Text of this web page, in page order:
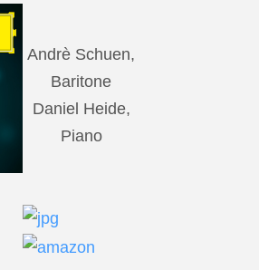
Andrè Schuen,
Baritone
Daniel Heide,
Piano